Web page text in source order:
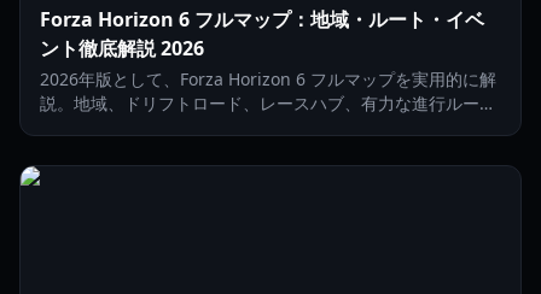
Forza Horizon 6 フルマップ：地域・ルート・イベ
ント徹底解説 2026
2026年版として、Forza Horizon 6 フルマップを実用的に解
説。地域、ドリフトロード、レースハブ、有力な進行ルート